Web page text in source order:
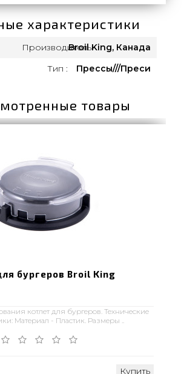
характеристики
Производитель:Broil King, Канада
Тип :
Прессы///Преси
товары
бургеров Broil King
котлет для бургеров. Технические
Материал - Пластик. Размеры ..
Купить